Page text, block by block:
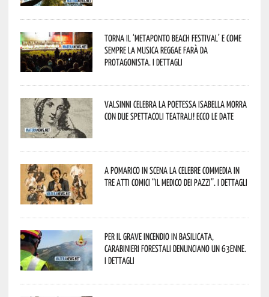
Torna il ‘Metaponto beach festival’ e come
sempre la musica reggae farà da
protagonista. I dettagli
Valsinni celebra la poetessa Isabella Morra
con due spettacoli teatrali! Ecco le date
A Pomarico in scena la celebre commedia in
tre atti comici “Il medico dei pazzi”. I dettagli
Per il grave incendio in Basilicata,
Carabinieri forestali denunciano un 63enne.
I dettagli